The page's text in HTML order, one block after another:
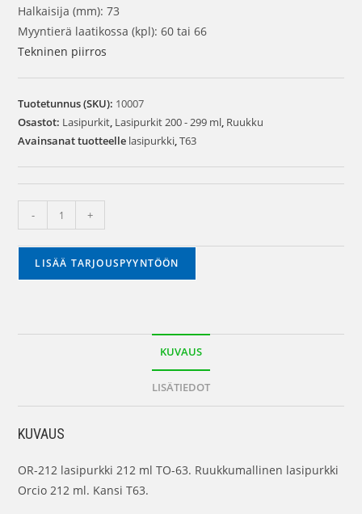
Halkaisija (mm): 73
Myyntierä laatikossa (kpl): 60 tai 66
Tekninen piirros
Tuotetunnus (SKU): 10007
Osastot: Lasipurkit, Lasipurkit 200 - 299 ml, Ruukku
Avainsanat tuotteelle lasipurkki,T63
- +
LISÄÄ TARJOUSPYYNTÖÖN
KUVAUS
LISÄTIEDOT
KUVAUS
OR-212 lasipurkki 212 ml TO-63. Ruukkumallinen lasipurkki
Orcio 212 ml. Kansi T63.